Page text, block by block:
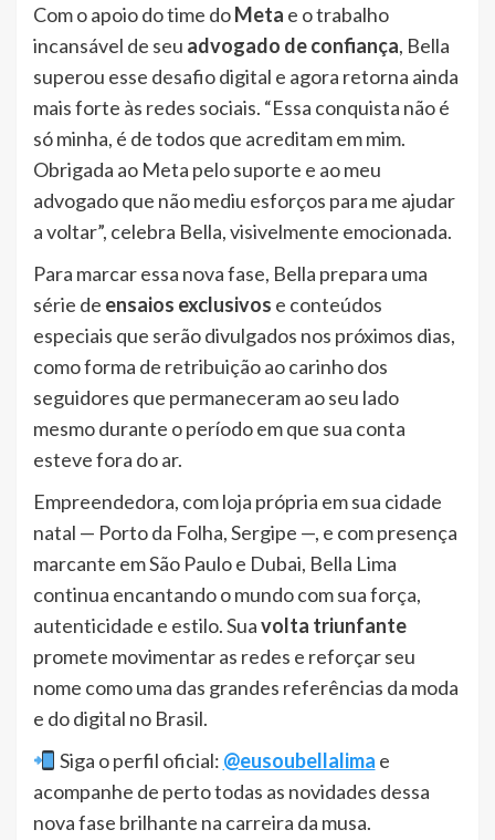
Com o apoio do time doMeta e o trabalho
incansável de seu advogado de confiança, Bella
superou esse desafio digital e agora retorna ainda
mais forte às redes sociais. “Essa conquista não é
só minha, é de todos que acreditam em mim.
Obrigada ao Meta pelo suporte e ao meu
advogado que não mediu esforços para me ajudar
a voltar”, celebra Bella, visivelmente emocionada.
Para marcar essa nova fase, Bella prepara uma
série de ensaios exclusivos e conteúdos
especiais que serão divulgados nos próximos dias,
como forma de retribuição ao carinho dos
seguidores que permaneceram ao seu lado
mesmo durante o período em que sua conta
esteve fora do ar.
Empreendedora, com loja própria em sua cidade
natal — Porto da Folha, Sergipe —, e com presença
marcante em São Paulo e Dubai, Bella Lima
continua encantando o mundo com sua força,
autenticidade e estilo. Suavolta triunfante
promete movimentar as redes e reforçar seu
nome como uma das grandes referências da moda
e do digital no Brasil.
Siga o perfil oficial: @eusoubellalima e
acompanhe de perto todas as novidades dessa
nova fase brilhante na carreira da musa.